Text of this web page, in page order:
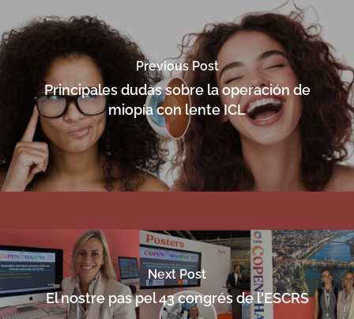
Previous Post
Principales dudas sobre la operación de
miopía con lente ICL
Next Post
El nostre pas pel 43 congrés de l'ESCRS